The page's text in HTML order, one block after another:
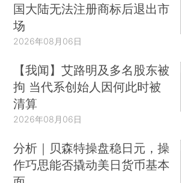
国大陆无法注册商标后退出市
场
2026年08月06日
【我闻】艾路明及多名股东被
拘 当代系创始人因何此时被
清算
2026年08月06日
分析｜贝森特操盘稳日元，操
作巧思能否撬动美日货币基本